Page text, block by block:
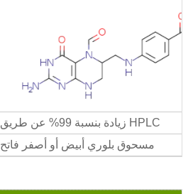
زيادة بنسبة 99% عن طريق HPLC
مسحوق بلوري أبيض أو أصفر فاتح